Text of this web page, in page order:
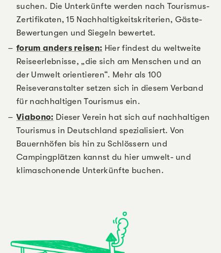
suchen. Die Unterkünfte werden nach Tourismus-
Zertifikaten, 15 Nachhaltigkeitskriterien, Gäste-
Bewertungen und Siegeln bewertet.
forum anders reisen: Hier findest du weltweite
Reiseerlebnisse, „die sich am Menschen und an
der Umwelt orientieren“. Mehr als 100
Reiseveranstalter setzen sich in diesem Verband
für nachhaltigen Tourismus ein.
Viabono: Dieser Verein hat sich auf nachhaltigen
Tourismus in Deutschland spezialisiert. Von
Bauernhöfen bis hin zu Schlössern und
Campingplätzen kannst du hier umwelt- und
klimaschonende Unterkünfte buchen.